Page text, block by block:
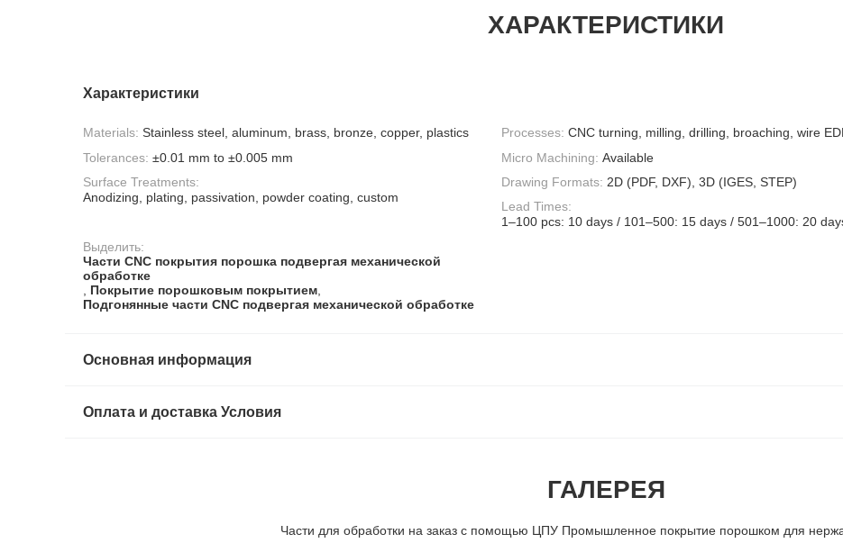
ХАРАКТЕРИСТИКИ
Характеристики
Materials: Stainless steel, aluminum, brass, bronze, copper, plastics Processes: CNC turning, milling, drilling, broaching, wire
Tolerances: ±0.01 mm to ±0.005 mm Micro Machining: Available
Surface Treatments:
Anodizing, plating, passivation, powder coating, custom
Drawing Formats: 2D (PDF, DXF), 3D (IGES, STEP)
Lead Times:
1–100 pcs: 10 days / 101–500: 15 days / 501–1000: 20
Выделить:
Части CNC покрытия порошка подвергая механической
обработке
Покрытие порошковым покрытием
Подгонянные части CNC подвергая механической обработке
Основная информация
Оплата и доставка Условия
ГАЛЕРЕЯ
Части для обработки на заказ с помощью ЦПУ Промышленное покрытие порошком для